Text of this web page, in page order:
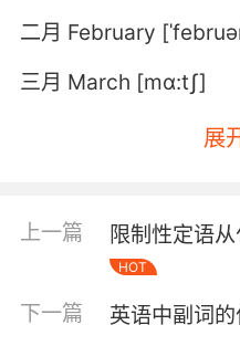
二月 February
三月 March [mɑ:tʃ]
六月 June [dʒu:n]
七月 July [dʒu(:)ˈlai]
八月 August [ˈɔ:gəst]
展
上一篇 限制性定语
HOT
下一篇 英语中副词